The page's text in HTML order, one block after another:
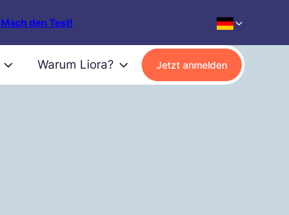
Mach den Test!
Warum Liora? Jetzt anmelden